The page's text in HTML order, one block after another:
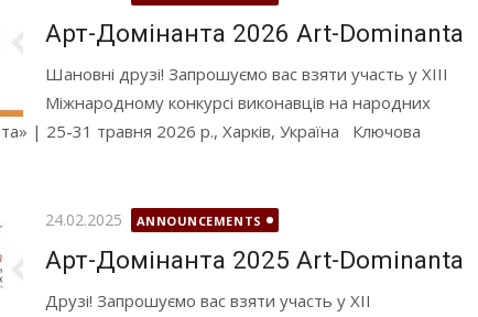
Арт-Домінанта 2026 Art-Dominanta
Шановні друзі! Запрошуємо вас взяти участь у XІIІ
Міжнародному конкурсі виконавців на народних
| 25-31 травня 2026 р., Харків, Україна Ключова
Оприлюднено
24.02.2025 ANNOUNCEMENTS
Арт-Домінанта 2025 Art-Dominanta
Друзі! Запрошуємо вас взяти участь у XІІ